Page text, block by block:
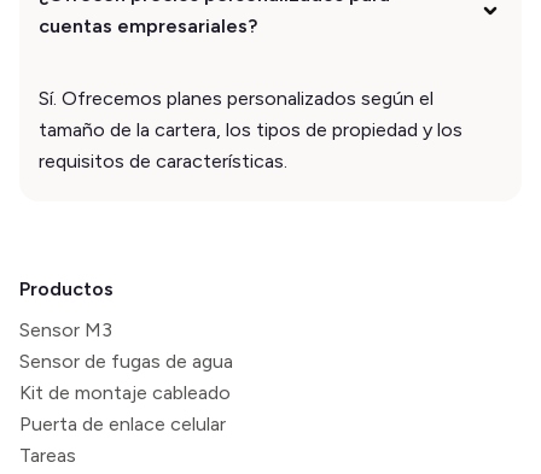
cuentas empresariales?
Sí. Ofrecemos planes personalizados según el
tamaño de la cartera, los tipos de propiedad y los
requisitos de características.
Productos
Sensor M3
Sensor de fugas de agua
Kit de montaje cableado
Puerta de enlace celular
Tareas